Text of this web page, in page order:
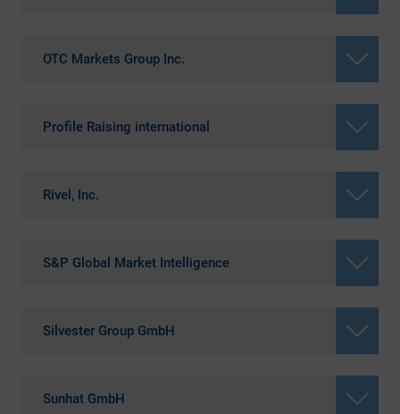
OTC Markets Group Inc.
Profile Raising international
Rivel, Inc.
S&P Global Market Intelligence
Silvester Group GmbH
Sunhat GmbH